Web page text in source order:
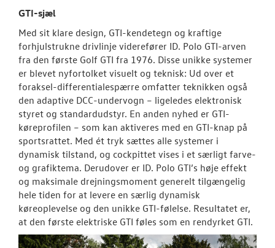
GTI-sjæl
Med sit klare design, GTI-kendetegn og kraftige
forhjulstrukne drivlinje viderefører ID. Polo GTI-arven
fra den første Golf GTI fra 1976. Disse unikke systemer
er blevet nyfortolket visuelt og teknisk: Ud over et
foraksel-differentialespærre omfatter teknikken også
den adaptive DCC-undervogn – ligeledes elektronisk
styret og standardudstyr. En anden nyhed er GTI-
køreprofilen – som kan aktiveres med en GTI-knap på
sportsrattet. Med ét tryk sættes alle systemer i
dynamisk tilstand, og cockpittet vises i et særligt farve-
og grafiktema. Derudover er ID. Polo GTI’s høje effekt
og maksimale drejningsmoment generelt tilgængelig
hele tiden for at levere en særlig dynamisk
køreoplevelse og den unikke GTI-følelse. Resultatet er,
at den første elektriske GTI føles som en rendyrket GTI.